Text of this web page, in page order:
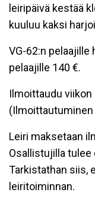
leiripäivä kestää
kuuluu kaksi
VG-62:n pelaajille
pelaajille 140 €.
Ilmoittaudu viikon
(Ilmoittautuminen
Leiri maksetaan
Osallistujilla tulee
Tarkistathan siis,
leiritoiminnan.